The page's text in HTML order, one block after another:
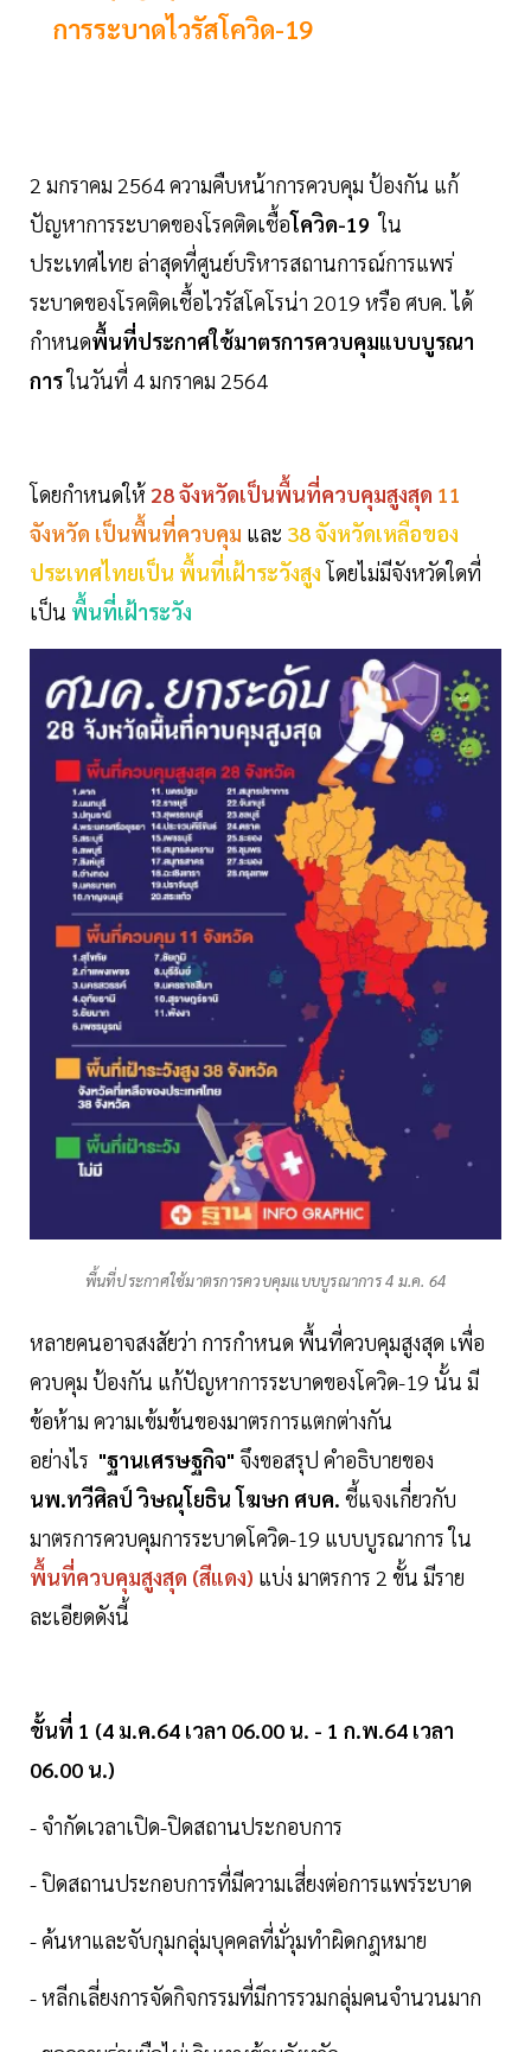
การระบาดไวรัสโควิด-19
2 มกราคม 2564 ความคืบหน้าการควบคุม ป้องกัน แก้
ปัญหาการระบาดของโรคติดเชื้อโควิด-19 ใน
ประเทศไทย ล่าสุดที่ศูนย์บริหารสถานการณ์การแพร่
ระบาดของโรคติดเชื้อไวรัสโคโรน่า 2019 หรือ ศบค. ได้
กำหนดพื้นที่ประกาศใช้มาตรการควบคุมแบบบูรณา
การในวันที่ 4 มกราคม 2564
โดยกำหนดให้ 28 จังหวัดเป็นพื้นที่ควบคุมสูงสุด 11
จังหวัด เป็นพื้นที่ควบคุม และ 38 จังหวัดเหลือของ
ประเทศไทยเป็น พื้นที่เฝ้าระวังสูงโดยไม่มีจังหวัดใดที่
เป็น พื้นที่เฝ้าระวัง
พื้นที่ประกาศใช้มาตรการควบคุมแบบบูรณาการ 4 ม.ค. 64
หลายคนอาจสงสัยว่า การกำหนด พื้นที่ควบคุมสูงสุด เพื่อ
ควบคุม ป้องกัน แก้ปัญหาการระบาดของโควิด-19 นั้น มี
ข้อห้าม ความเข้มข้นของมาตรการแตกต่างกัน
อย่างไร "ฐานเศรษฐกิจ" จึงขอสรุป คำอธิบายของ
นพ.ทวีศิลป์ วิษณุโยธิน โฆษก ศบค. ชี้แจงเกี่ยวกับ
มาตรการควบคุมการระบาดโควิด-19 แบบบูรณาการ ใน
พื้นที่ควบคุมสูงสุด (สีแดง) แบ่ง มาตรการ 2 ขั้น มีราย
ละเอียดดังนี้
ขั้นที่ 1 (4 ม.ค.64 เวลา 06.00 น. - 1 ก.พ.64 เวลา
06.00 น.)
- จำกัดเวลาเปิด-ปิดสถานประกอบการ
- ปิดสถานประกอบการที่มีความเสี่ยงต่อการแพร่ระบาด
- ค้นหาและจับกุมกลุ่มบุคคลที่มั่วุมทำผิดกฎหมาย
- หลีกเลี่ยงการจัดกิจกรรมที่มีการรวมกลุ่มคนจำนวนมาก